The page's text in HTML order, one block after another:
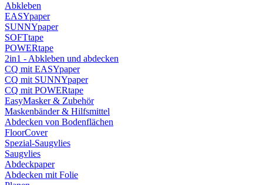
Abkleben
EASYpaper
SUNNYpaper
SOFTtape
POWERtape
2in1 - Abkleben und abdecken
CQ mit EASYpaper
CQ mit SUNNYpaper
CQ mit POWERtape
EasyMasker & Zubehör
Maskenbänder & Hilfsmittel
Abdecken von Bodenflächen
FloorCover
Spezial-Saugvlies
Saugvlies
Abdeckpaper
Abdecken mit Folie